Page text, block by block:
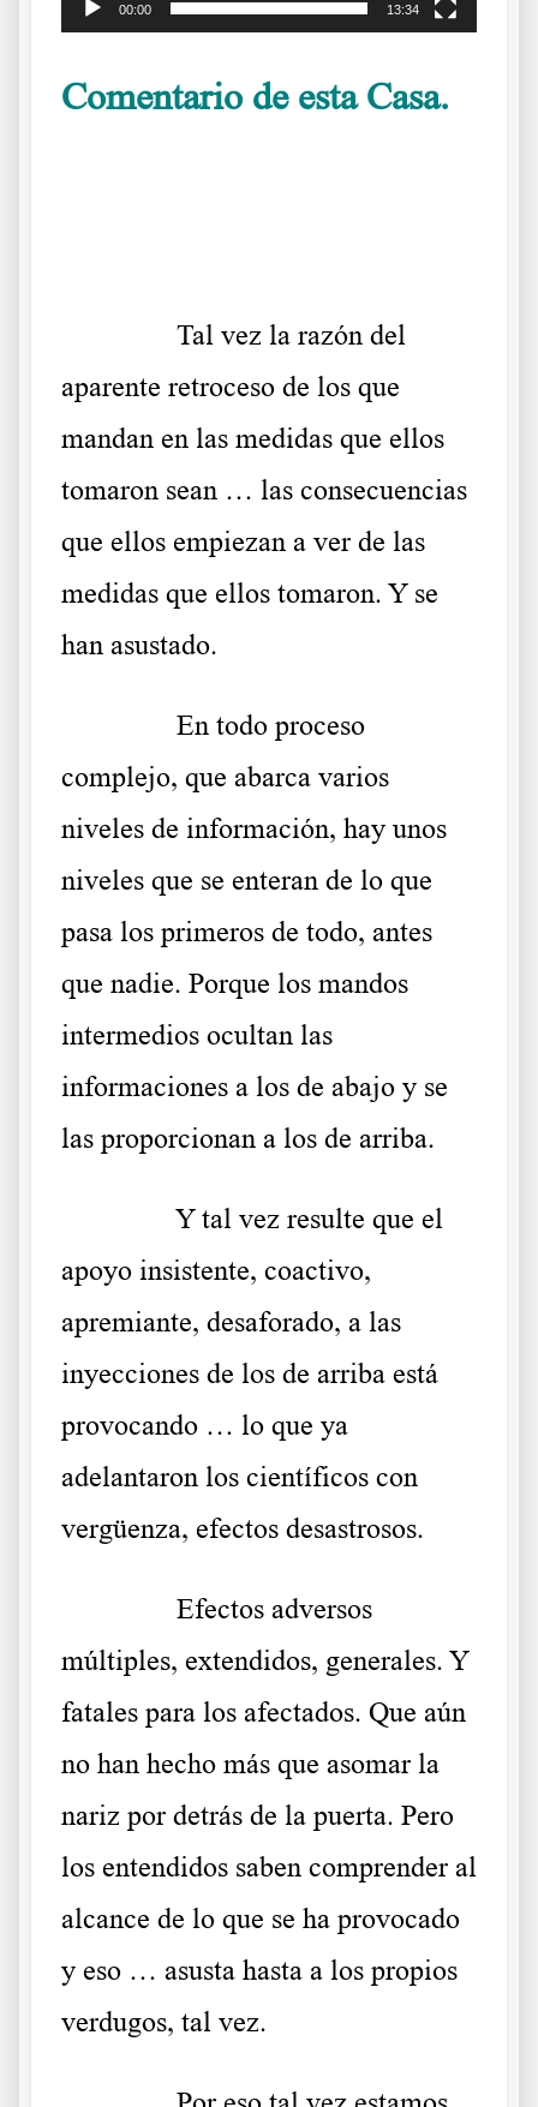
00:00 13:34
Comentario de esta Casa.
Tal vez la razón del
aparente retroceso de los que
mandan en las medidas que ellos
tomaron sean … las consecuencias
que ellos empiezan a ver de las
medidas que ellos tomaron. Y se
han asustado.
En todo proceso
complejo, que abarca varios
niveles de información, hay unos
niveles que se enteran de lo que
pasa los primeros de todo, antes
que nadie. Porque los mandos
intermedios ocultan las
informaciones a los de abajo y se
las proporcionan a los de arriba.
Y tal vez resulte que el
apoyo insistente, coactivo,
apremiante, desaforado, a las
inyecciones de los de arriba está
provocando … lo que ya
adelantaron los científicos con
vergüenza, efectos desastrosos.
Efectos adversos
múltiples, extendidos, generales. Y
fatales para los afectados. Que aún
no han hecho más que asomar la
nariz por detrás de la puerta. Pero
los entendidos saben comprender al
alcance de lo que se ha provocado
y eso … asusta hasta a los propios
verdugos, tal vez.